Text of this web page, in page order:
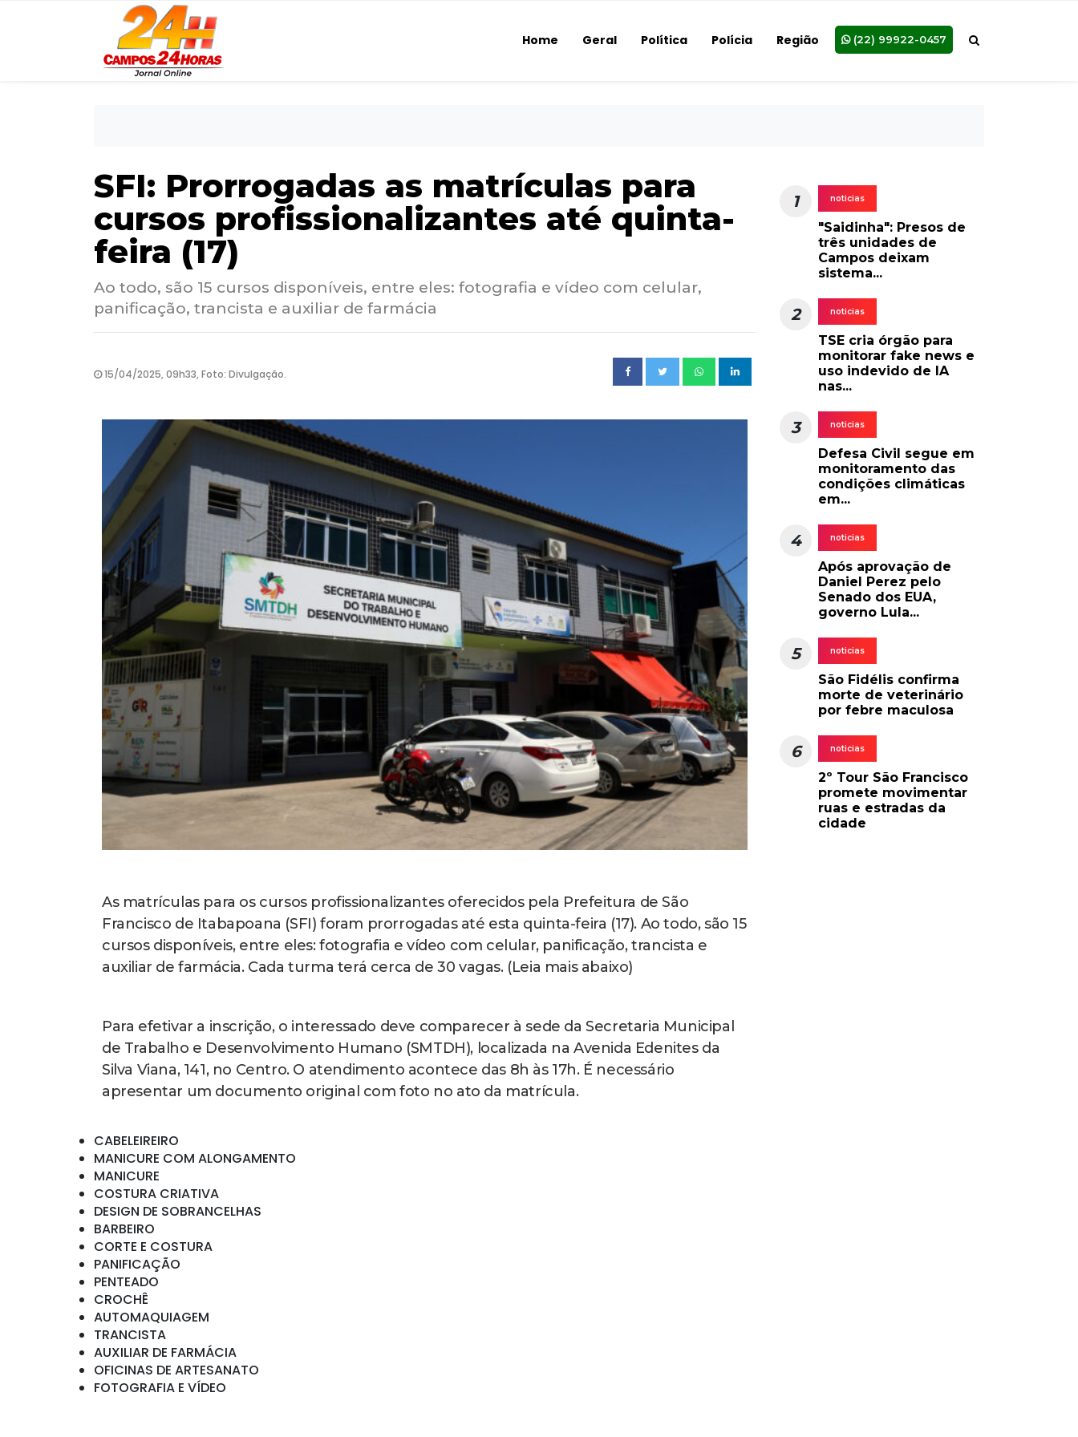
Home Geral Política Polícia Região (22) 99922-0457
SFI: Prorrogadas as matrículas para
cursos profissionalizantes até quinta-
feira (17)
Ao todo, são 15 cursos disponíveis, entre eles: fotografia e vídeo com celular,
panificação, trancista e auxiliar de farmácia
15/04/2025, 09h33, Foto: Divulgação.
As matrículas para os cursos profissionalizantes oferecidos pela Prefeitura de São
Francisco de Itabapoana (SFI) foram prorrogadas até esta quinta-feira (17). Ao todo, são 15
cursos disponíveis, entre eles: fotografia e vídeo com celular, panificação, trancista e
auxiliar de farmácia. Cada turma terá cerca de 30 vagas. (Leia mais abaixo)
Para efetivar a inscrição, o interessado deve comparecer à sede da Secretaria Municipal
de Trabalho e Desenvolvimento Humano (SMTDH), localizada na Avenida Edenites da
Silva Viana, 141, no Centro. O atendimento acontece das 8h às 17h. É necessário
apresentar um documento original com foto no ato da matrícula.
CABELEIREIRO
MANICURE COM ALONGAMENTO
MANICURE
COSTURA CRIATIVA
DESIGN DE SOBRANCELHAS
BARBEIRO
CORTE E COSTURA
PANIFICAÇÃO
PENTEADO
CROCHÊ
AUTOMAQUIAGEM
TRANCISTA
AUXILIAR DE FARMÁCIA
OFICINAS DE ARTESANATO
FOTOGRAFIA E VÍDEO
1 noticias
"Saidinha": Presos de
três unidades de
Campos deixam
sistema...
2 noticias
TSE cria órgão para
monitorar fake news e
uso indevido de IA
nas...
3 noticias
Defesa Civil segue em
monitoramento das
condições climáticas
em...
4 noticias
Após aprovação de
Daniel Perez pelo
Senado dos EUA,
governo Lula...
5 noticias
São Fidélis confirma
morte de veterinário
por febre maculosa
6 noticias
2º Tour São Francisco
promete movimentar
ruas e estradas da
cidade